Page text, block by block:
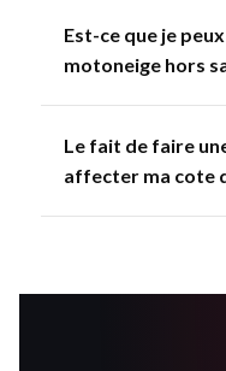
Est-ce que je
motoneige hors
Le fait de faire
affecter ma cote